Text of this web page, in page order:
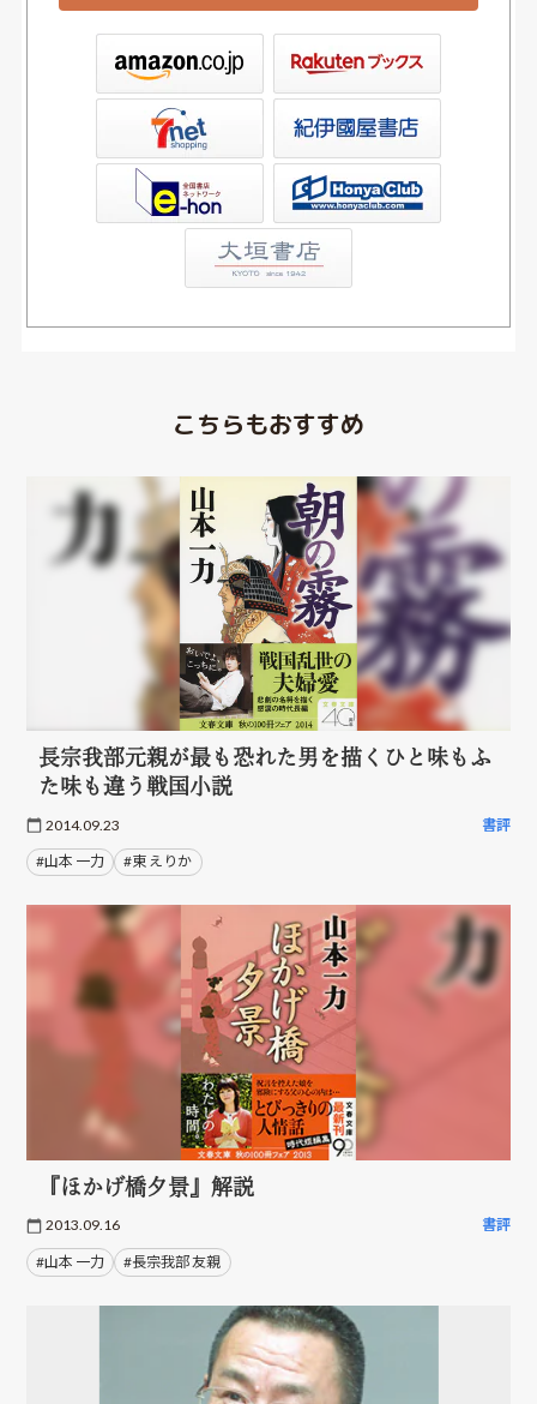
書店ウェブストア
こちらもおすすめ
長宗我部元親が最も恐れた男を描くひと味もふ
た味も違う戦国小説
2014.09.23 書評
#山本 一力 #東 えりか
『ほかげ橋夕景』解説
2013.09.16 書評
#山本 一力 #長宗我部 友親